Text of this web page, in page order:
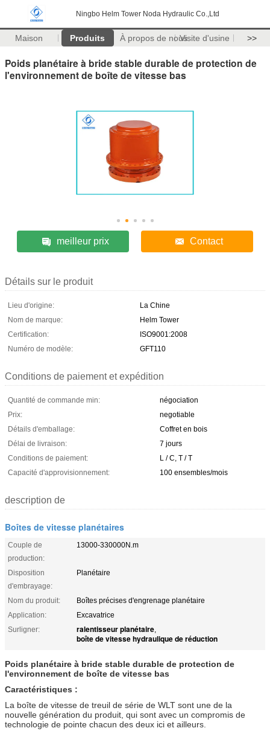
Ningbo Helm Tower Noda Hydraulic Co.,Ltd
Maison Produits À propos de nousVisite d'usine >>
Poids planétaire à bride stable durable de protection de
l'environnement de boîte de vitesse bas
meilleur prix Contact
Détails sur le produit
Lieu d'origine:
La Chine
Nom de marque:
Helm Tower
Certification:
ISO9001:2008
Numéro de modèle:
GFT110
Conditions de paiement et expédition
Quantité de commande min:
négociation
Prix:
negotiable
Détails d'emballage:
Coffret en bois
Délai de livraison:
7 jours
Conditions de paiement:
L / C, T / T
Capacité d'approvisionnement:
100 ensembles/mois
description de
Boîtes de vitesse planétaires
Couple de
production:
13000-330000N.m
Disposition
d'embrayage:
Planétaire
Nom du produit:
Boîtes précises d'engrenage planétaire
Application:
Excavatrice
Surligner:
ralentisseur planétaire,
boîte de vitesse hydraulique de réduction
Poids planétaire à bride stable durable de protection de
l'environnement de boîte de vitesse bas
Caractéristiques :
La boîte de vitesse de treuil de série de WLT sont une de la
nouvelle génération du produit, qui sont avec un compromis de
technologie de pointe chacun des deux ici et ailleurs.